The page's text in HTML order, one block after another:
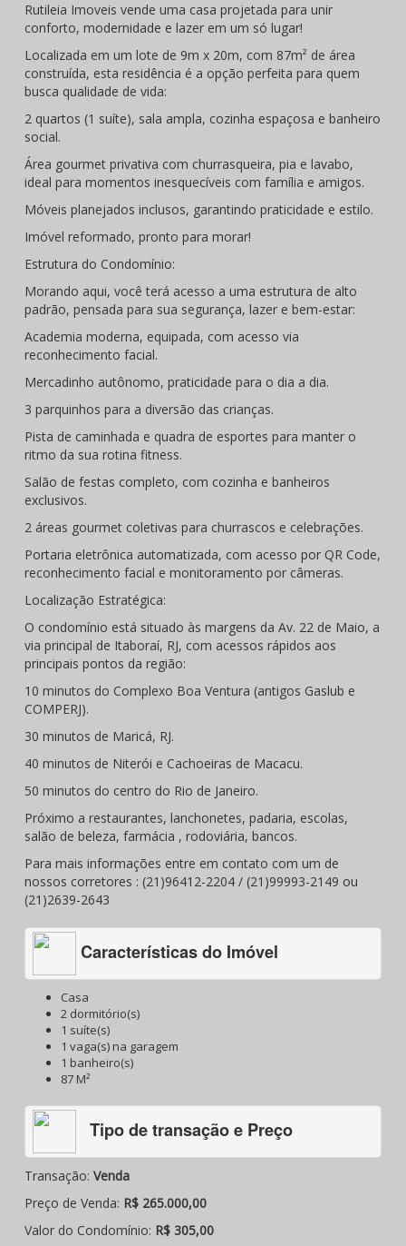
Rutileia Imoveis vende uma casa projetada para unir
conforto, modernidade e lazer em um só lugar!
Localizada em um lote de 9m x 20m, com 87m² de área
construída, esta residência é a opção perfeita para quem
busca qualidade de vida:
2 quartos (1 suíte), sala ampla, cozinha espaçosa e banheiro
social.
Área gourmet privativa com churrasqueira, pia e lavabo,
ideal para momentos inesquecíveis com família e amigos.
Móveis planejados inclusos, garantindo praticidade e estilo.
Imóvel reformado, pronto para morar!
Estrutura do Condomínio:
Morando aqui, você terá acesso a uma estrutura de alto
padrão, pensada para sua segurança, lazer e bem-estar:
Academia moderna, equipada, com acesso via
reconhecimento facial.
Mercadinho autônomo, praticidade para o dia a dia.
3 parquinhos para a diversão das crianças.
Pista de caminhada e quadra de esportes para manter o
ritmo da sua rotina fitness.
Salão de festas completo, com cozinha e banheiros
exclusivos.
2 áreas gourmet coletivas para churrascos e celebrações.
Portaria eletrônica automatizada, com acesso por QR Code,
reconhecimento facial e monitoramento por câmeras.
Localização Estratégica:
O condomínio está situado às margens da Av. 22 de Maio, a
via principal de Itaboraí, RJ, com acessos rápidos aos
principais pontos da região:
10 minutos do Complexo Boa Ventura (antigos Gaslub e
COMPERJ).
30 minutos de Maricá, RJ.
40 minutos de Niterói e Cachoeiras de Macacu.
50 minutos do centro do Rio de Janeiro.
Próximo a restaurantes, lanchonetes, padaria, escolas,
salão de beleza, farmácia , rodoviária, bancos.
Para mais informações entre em contato com um de
nossos corretores : (21)96412-2204 / (21)99993-2149 ou
(21)2639-2643
Características do Imóvel
Casa
2 dormitório(s)
1 suíte(s)
1 vaga(s) na garagem
1 banheiro(s)
87 M²
Tipo de transação e Preço
Transação: Venda
Preço de Venda: R$ 265.000,00
Valor do Condomínio: R$ 305,00